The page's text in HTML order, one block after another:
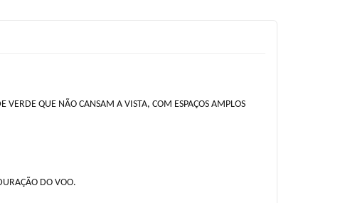
VERDE QUE NÃO CANSAM A VISTA, COM ESPAÇOS AMPLOS
DO VOO.